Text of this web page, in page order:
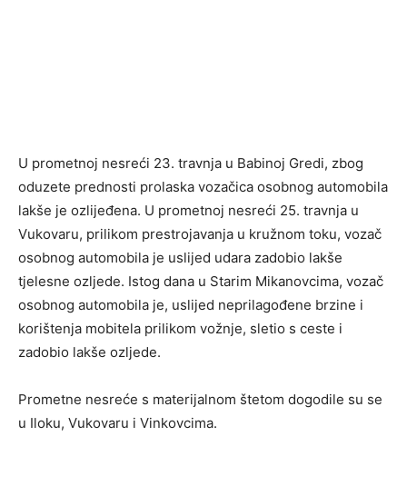
U prometnoj nesreći 23. travnja u Babinoj Gredi, zbog
oduzete prednosti prolaska vozačica osobnog automobila
lakše je ozlijeđena. U prometnoj nesreći 25. travnja u
Vukovaru, prilikom prestrojavanja u kružnom toku, vozač
osobnog automobila je uslijed udara zadobio lakše
tjelesne ozljede. Istog dana u Starim Mikanovcima, vozač
osobnog automobila je, uslijed neprilagođene brzine i
korištenja mobitela prilikom vožnje, sletio s ceste i
zadobio lakše ozljede.
Prometne nesreće s materijalnom štetom dogodile su se
u Iloku, Vukovaru i Vinkovcima.